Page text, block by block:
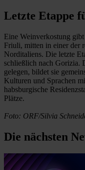
Letzte Etappe
Eine Weinverkostung
Friuli, mitten in einer der
Norditaliens. Die letzte
schließlich nach Gorizia.
gelegen, bildet sie
Kulturen und Sprachen
habsburgische
Plätze.
Foto: ORF/Silvia
Die nächsten